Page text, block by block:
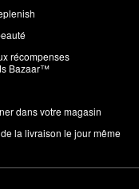
récompenses
Bazaar™
dans votre magasin
la livraison le jour même